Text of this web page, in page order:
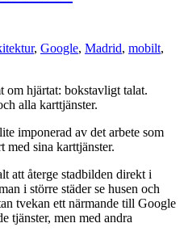
, Google, Madrid, mobilt,
hjärtat: bokstavligt talat.
alla karttjänster.
imponerad av det arbete som
sina karttjänster.
att återge stadbilden direkt i
i större städer se husen och
tvekan ett närmande till Google
tjänster, men med andra